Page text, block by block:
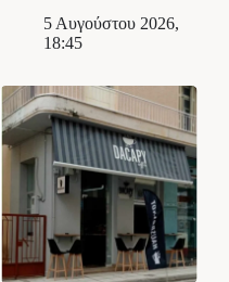
5 Αυγούστου 2026,
18:45